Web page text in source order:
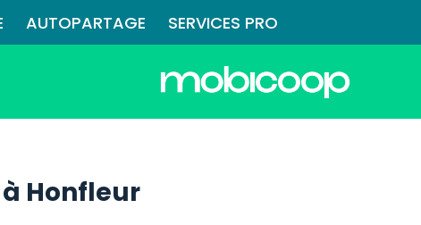
AUTOPARTAGE SERVICES PRO
Honfleur